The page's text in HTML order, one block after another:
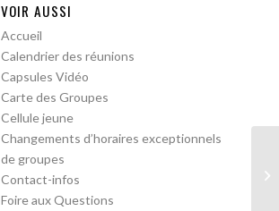
VOIR AUSSI
Accueil
Calendrier des réunions
Capsules Vidéo
Carte des Groupes
Cellule jeune
Changements d’horaires exceptionnels
de groupes
Contact-infos
Foire aux Questions